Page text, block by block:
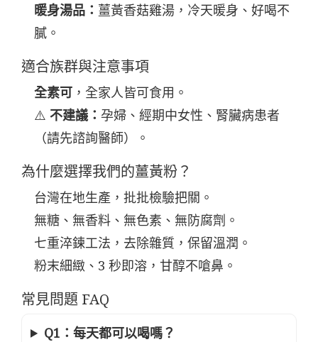
暖身湯品： 薑黃香菇雞湯，冷天暖身、好喝不
膩。
適合族群與注意事項
全素可 ，全家人皆可食用。
⚠️ 不建議： 孕婦、經期中女性、腎臟病患者
（請先諮詢醫師）。
為什麼選擇我們的薑黃粉？
台灣在地生產，批批檢驗把關。
無糖、無香料、無色素、無防腐劑。
七重淬鍊工法，去除雜質，保留溫潤。
粉末細緻、3 秒即溶，甘醇不嗆鼻。
常見問題 FAQ
Q1：每天都可以喝嗎？